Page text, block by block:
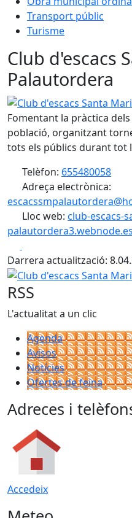
Transport públic
Turisme
Club d'escacs
Palautordera
Club d'escacs Santa
Fomentant la pràctica
població, organitzant
tots els públics durant tot
Telèfon: 655480058
Adreça electrònica:
Lloc web: club-escacs-
Darrera actualització:
Club d'escacs Santa
RSS
L'actualitat a un clic
Agenda
Avisos
Notícies
Ofertes de feina
Adreces i
Accedeix